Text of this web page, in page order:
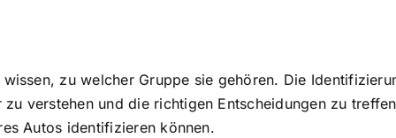
zu welcher Gruppe sie gehören. Die
verstehen und die richtigen Entscheidungen zu
Autos identifizieren können.